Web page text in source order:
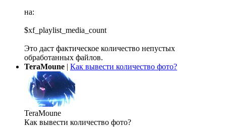
на:
$xf_playlist_media_count
Это даст фактическое количество непустых
обработанных файлов.
TeraMoune | Как вывести количество фото?
TeraMoune
Как вывести количество фото?